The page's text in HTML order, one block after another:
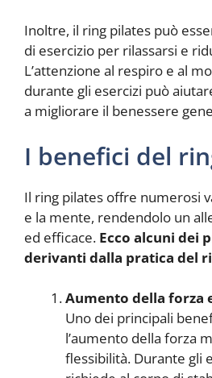
Inoltre, il ring pilates può
di esercizio per rilassarsi e
L’attenzione al respiro e al
durante gli esercizi può
a migliorare il benessere
I benefici del
Il ring pilates offre numerosi
e la mente, rendendolo un
ed efficace. Ecco alcuni dei
derivanti dalla pratica del
Aumento della forza
Uno dei principali
l’aumento della forza
flessibilità. Durante gli